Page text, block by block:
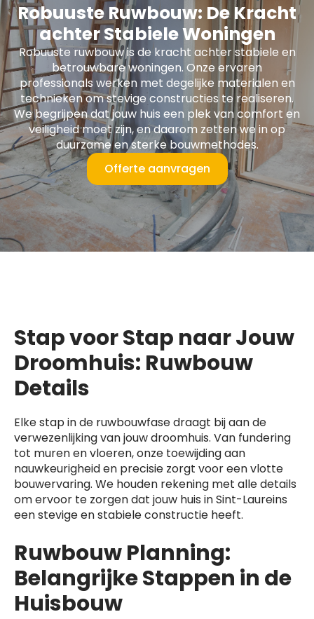
Robuuste Ruwbouw: De Kracht
achter Stabiele Woningen
Robuuste ruwbouw is de kracht achter stabiele en
betrouwbare woningen. Onze ervaren
professionals werken met degelijke materialen en
technieken om stevige constructies te realiseren.
We begrijpen dat jouw huis een plek van comfort en
veiligheid moet zijn, en daarom zetten we in op
duurzame en sterke bouwmethodes.
Offerte aanvragen
Stap voor Stap naar Jouw
Droomhuis: Ruwbouw
Details
Elke stap in de ruwbouwfase draagt bij aan de
verwezenlijking van jouw droomhuis. Van fundering
tot muren en vloeren, onze toewijding aan
nauwkeurigheid en precisie zorgt voor een vlotte
bouwervaring. We houden rekening met alle details
om ervoor te zorgen dat jouw huis in Sint-Laureins
een stevige en stabiele constructie heeft.
Ruwbouw Planning:
Belangrijke Stappen in de
Huisbouw